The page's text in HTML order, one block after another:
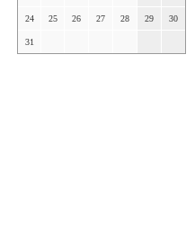
24 25 26 27 28 29 30
31